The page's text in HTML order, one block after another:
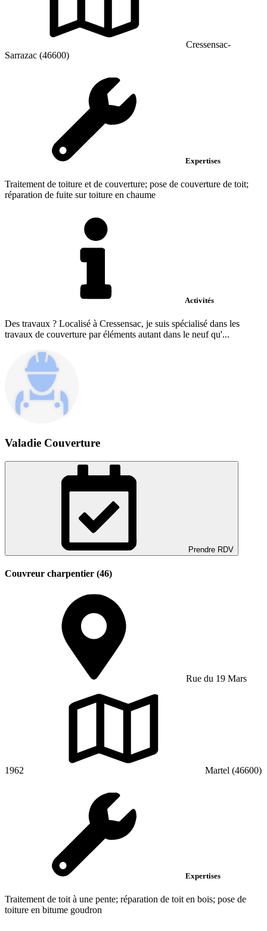
Cressensac-
Sarrazac (46600)
Expertises
Traitement de toiture et de couverture; pose de couverture de toit;
réparation de fuite sur toiture en chaume
Activités
Des travaux ? Localisé à Cressensac, je suis spécialisé dans les
travaux de couverture par éléments autant dans le neuf qu'...
Valadie Couverture
Prendre RDV
Couvreur charpentier (46)
Rue du 19 Mars
1962 Martel (46600)
Expertises
Traitement de toit à une pente; réparation de toit en bois; pose de
toiture en bitume goudron